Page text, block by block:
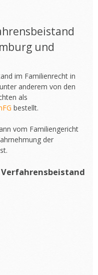
und
im Familienrecht in
anderem von den
als
bestellt.
vom Familiengericht
der